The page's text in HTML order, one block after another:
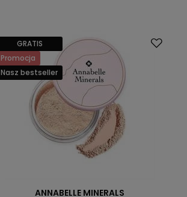
GRATIS
Promocja
Nasz bestseller
ANNABELLE MINERALS